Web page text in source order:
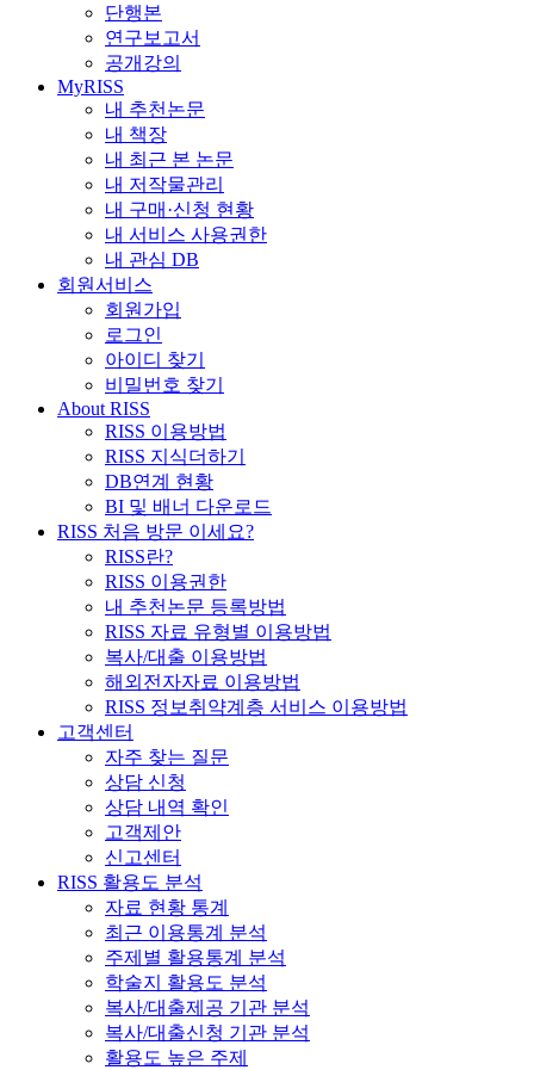
단행본
연구보고서
공개강의
MyRISS
내 추천논문
내 책장
내 최근 본 논문
내 저작물관리
내 구매·신청 현황
내 서비스 사용권한
내 관심 DB
회원서비스
회원가입
로그인
아이디 찾기
비밀번호 찾기
About RISS
RISS 이용방법
RISS 지식더하기
DB연계 현황
BI 및 배너 다운로드
RISS 처음 방문 이세요?
RISS란?
RISS 이용권한
내 추천논문 등록방법
RISS 자료 유형별 이용방법
복사/대출 이용방법
해외전자자료 이용방법
RISS 정보취약계층 서비스 이용방법
고객센터
자주 찾는 질문
상담 신청
상담 내역 확인
고객제안
신고센터
RISS 활용도 분석
자료 현황 통계
최근 이용통계 분석
주제별 활용통계 분석
학술지 활용도 분석
복사/대출제공 기관 분석
복사/대출신청 기관 분석
활용도 높은 주제